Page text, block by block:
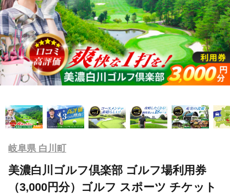
岐阜県 白川町
美濃白川ゴルフ倶楽部 ゴルフ場利用券
（3,000円分）ゴルフ スポーツ チケット